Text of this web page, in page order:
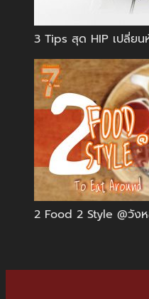
3 Tips สุด HIP เปลี่ยน
2 Food 2 Style @วัง